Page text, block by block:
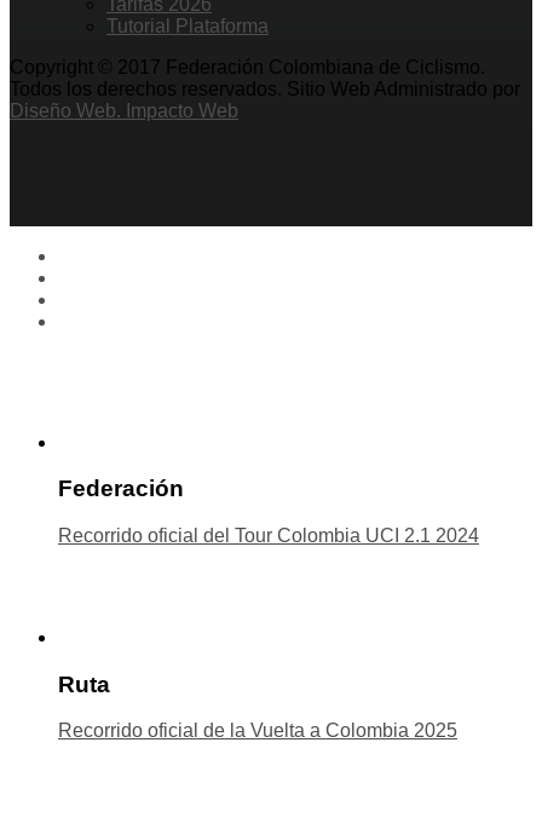
Tutorial Plataforma
Copyright © 2017 Federación Colombiana de Ciclismo.
Todos los derechos reservados. Sitio Web Administrado por
Diseño Web. Impacto Web
Federación
Recorrido oficial del Tour Colombia UCI 2.1 2024
Ruta
Recorrido oficial de la Vuelta a Colombia 2025